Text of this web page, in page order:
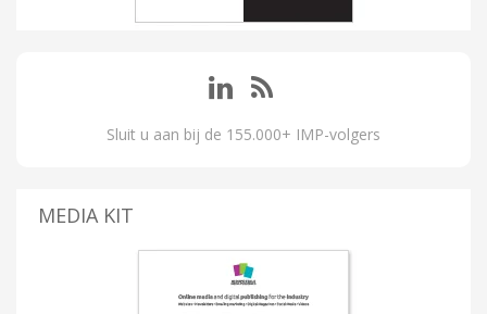
Sluit u aan bij de 155.000+ IMP-volgers
MEDIA KIT